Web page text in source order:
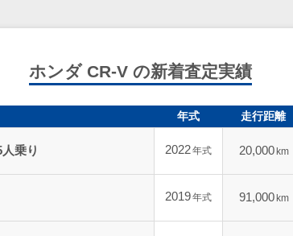
ホンダ CR-V の新着査定実績
年式 走行距離
乗り 2022年式 20,000 km
2019年式 91,000 km